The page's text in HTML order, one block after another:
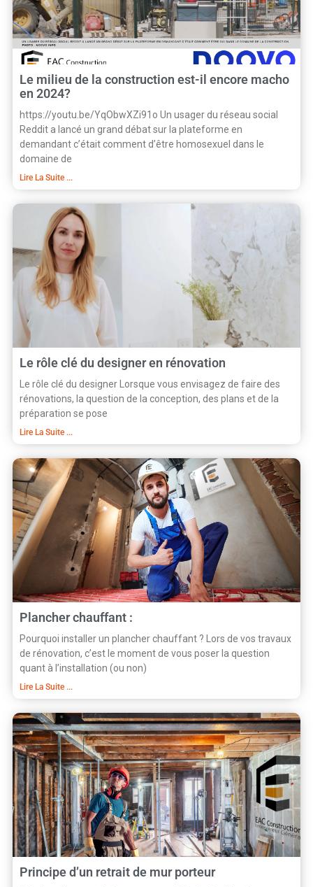
Le milieu de la construction est-il encore macho
en 2024?
https://youtu.be/YqObwXZi91o Un usager du réseau social
Reddit a lancé un grand débat sur la plateforme en
demandant c’était comment d’être homosexuel dans le
domaine de
Lire La Suite ...
Le rôle clé du designer en rénovation
Le rôle clé du designer Lorsque vous envisagez de faire des
rénovations, la question de la conception, des plans et de la
préparation se pose
Lire La Suite ...
Plancher chauffant :
Pourquoi installer un plancher chauffant ? Lors de vos travaux
de rénovation, c’est le moment de vous poser la question
quant à l’installation (ou non)
Lire La Suite ...
Principe d’un retrait de mur porteur